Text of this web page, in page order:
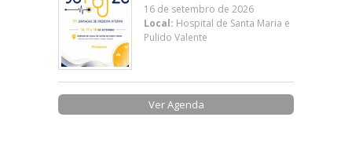
16 de setembro de 2026
Local: Hospital de Santa Maria e
Pulido Valente
Ver Agenda